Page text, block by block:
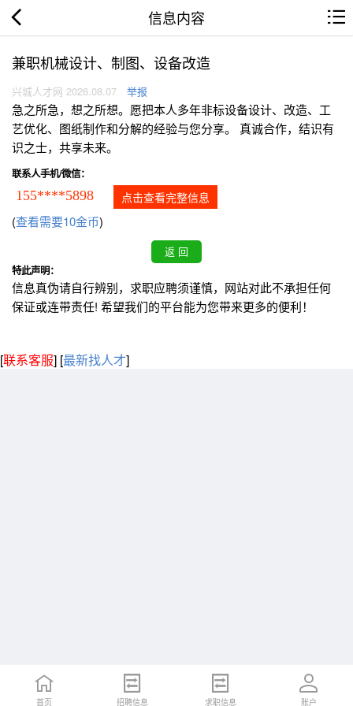
信息内容
兼职机械设计、制图、设备改造
兴城人才网 2026.08.07 举报
急之所急，想之所想。愿把本人多年非标设备设计、改造、工
艺优化、图纸制作和分解的经验与您分享。 真诚合作，结识有
识之士，共享未来。
联系人手机/微信：
155****5898 点击查看完整信息
(查看需要10金币)
特此声明：
信息真伪请自行辨别，求职应聘须谨慎，网站对此不承担任何
保证或连带责任! 希望我们的平台能为您带来更多的便利！
[联系客服] [最新找人才]
首页 招聘信息 求职信息 账户